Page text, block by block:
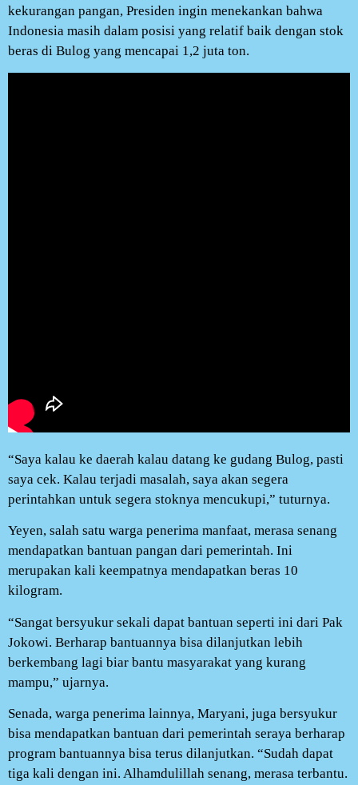
kekurangan pangan, Presiden ingin menekankan bahwa
Indonesia masih dalam posisi yang relatif baik dengan stok
beras di Bulog yang mencapai 1,2 juta ton.
“Saya kalau ke daerah kalau datang ke gudang Bulog, pasti
saya cek. Kalau terjadi masalah, saya akan segera
perintahkan untuk segera stoknya mencukupi,” tuturnya.
Yeyen, salah satu warga penerima manfaat, merasa senang
mendapatkan bantuan pangan dari pemerintah. Ini
merupakan kali keempatnya mendapatkan beras 10
kilogram.
“Sangat bersyukur sekali dapat bantuan seperti ini dari Pak
Jokowi. Berharap bantuannya bisa dilanjutkan lebih
berkembang lagi biar bantu masyarakat yang kurang
mampu,” ujarnya.
Senada, warga penerima lainnya, Maryani, juga bersyukur
bisa mendapatkan bantuan dari pemerintah seraya berharap
program bantuannya bisa terus dilanjutkan. “Sudah dapat
tiga kali dengan ini. Alhamdulillah senang, merasa terbantu.